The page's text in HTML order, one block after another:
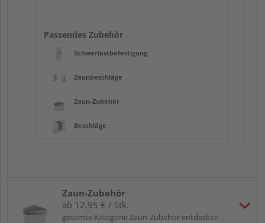
Passendes Zubehör
Schwerlastbefestigung
Zaunbeschläge
Zaun-Zubehör
Beschläge
Zaun-Zubehör
ab 12,95 € / Stk.
gesamte Kategorie Zaun-Zubehör entdecken